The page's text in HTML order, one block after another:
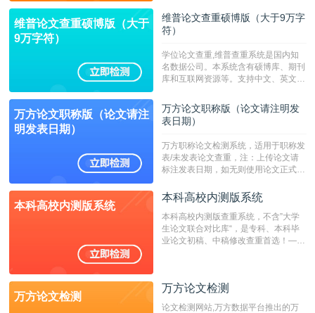
维普论文查重硕博版（大于
9万字符）
维普论文查重硕博版（大于9万字
符）
学位论文查重,维普查重系统是国内知
名数据公司。本系统含有硕博库、期刊
库和互联网资源等。支持中文、英文、
定院校！！！
万方论文职称版（论文请注
明发表日期）
万方论文职称版（论文请注明发
表日期）
万方职称论文检测系统，适用于职称发
表/未发表论文查重，注：上传论文请
标注发表日期，如无则使用论文正式发
成时间作为发表日期。
本科高校内测版系统
本科高校内测版系统
本科高校内测版查重系统，不含”大学
生论文联合对比库“，是专科、本科毕
业论文初稿、中稿修改查重首选！——
万方论文检测
万方论文检测
论文检测网站,万方数据平台推出的万